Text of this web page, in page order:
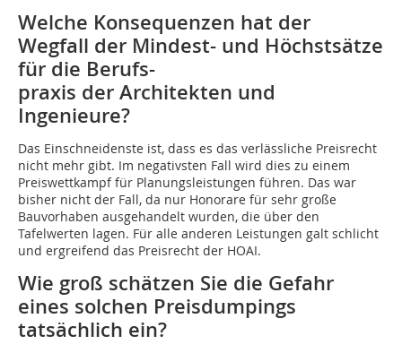
Welche Konsequenzen hat der
Wegfall der Mindest- und Höchstsätze
für die Berufs-
praxis der Architekten und
Ingenieure?
Das Einschneidenste ist, dass es das verlässliche Preisrecht
nicht mehr gibt. Im negativsten Fall wird dies zu einem
Preiswettkampf für Planungsleistungen führen. Das war
bisher nicht der Fall, da nur Honorare für sehr große
Bauvorhaben ausgehandelt wurden, die über den
Tafelwerten lagen. Für alle anderen Leistungen galt schlicht
und ergreifend das Preisrecht der HOAI.
Wie groß schätzen Sie die Gefahr
eines solchen Preisdumpings
tatsächlich ein?